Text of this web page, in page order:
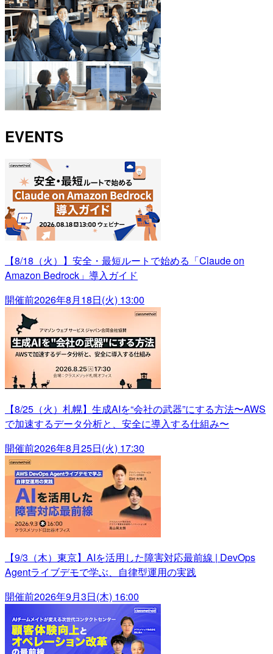
EVENTS
【8/18（火）】安全・最短ルートで始める「Claude on
Amazon Bedrock」導入ガイド
開催前2026年8月18日(火) 13:00
【8/25（火）札幌】生成AIを“会社の武器”にする方法〜AWS
で加速するデータ分析と、安全に導入する仕組み〜
開催前2026年8月25日(火) 17:30
【9/3（木）東京】AIを活用した障害対応最前線 | DevOps
Agentライブデモで学ぶ、自律型運用の実践
開催前2026年9月3日(木) 16:00